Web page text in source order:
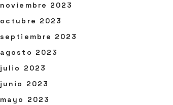
noviembre 2023
octubre 2023
septiembre 2023
agosto 2023
julio 2023
junio 2023
mayo 2023